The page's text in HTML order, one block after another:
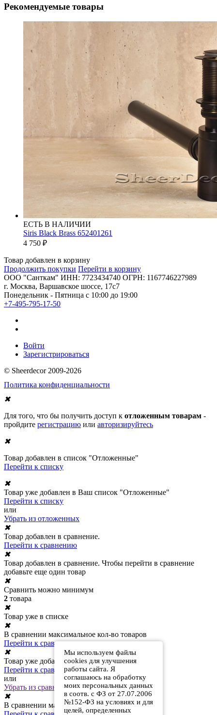
Рекомендуемые товары
ЕСТЬ В НАЛИЧИИ
Siris Black Brass 652401261
4 750 ₽
Товар добавлен в корзину
Продолжить покупки Перейти в корзину
ООО "Санткам" ИНН: 7723434740 ОГРН: 1167746227989
г. Москва, Варшавское шоссе, 17с7
Понедельник - Пятница с 10:00 до 19:00
+7-495-795-17-50
Войти
Зарегистрироваться
© Sheerdecor 2009-2026
Политика конфиденциальности
Мы используем файлы
cookies для улучшения
работы сайта. Я
соглашаюсь на обработку
моих персональных данных
в соотв. с ФЗ от 27.07.2006
№152-ФЗ на условиях и для
целей, определенных
✖
Для того, что бы получить доступ к отложенным товарам -
пройдите регистрацию или авторизируйтесь
✖
Товар добавлен в список "Отложенные"
Перейти к списку
✖
Товар уже добавлен в Ваш список "Отложенные"
Перейти к списку
или
Убрать из отложенных
✖
Товар добавлен в сравнение.
Перейти к сравнению
✖
Товар добавлен в сравнение. Чтобы перейти в сравнение
добавьте еще один товар
✖
Сравнить можно минимум
2 товара
✖
Товар уже в списке
✖
В сравнении максимальное кол-во товаров
Перейти к сравнению
✖
Товар уже добавлен в сравнение
Перейти к сравнению
или
Убрать из сравнения
✖
В сравнении максимальное кол-во товаров